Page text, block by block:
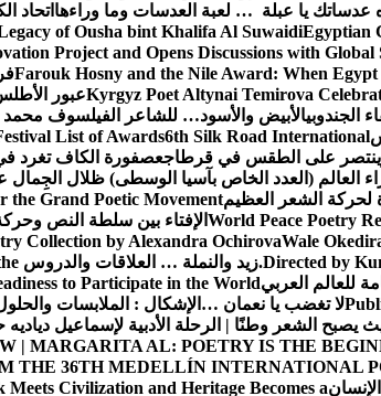
عدساتك يا عبلة … لعبة العدسات وما وراءها اتحاد
of Ousha bint Khalifa Al SuwaidiEgyptian
Project and Opens Discussions with Global
Farouk Hosny and the Nile Award: When
Kyrgyz Poet Altynai Temirovaعبور
الجندوبيالأبيض والأسود… للشاعر الفيلسوف محمد
List of Awards6th Silk Road International
على الطقس في قرطاجعصفورة الكاف تغرد
العالم (العدد الخاص بآسيا الوسطى) ظلال الجِمال
لحركة الشعر العظيمthe Grand Poetic Movement
World Peace Poetry الإفتاء بين سلطة النص
Collection by Alexandra OchirovaWale
Directed by زيد والنملة … العلاقات والدروس
للعالم العربيto Participate in the World
لا تغضب يا نعمان …الإشكال : الملابسات
يصبح الشعر وطنًا | الرحلة الأدبية لإسماعيل دياديه
| MARGARITA AL: POETRY IS THE
THE 36TH MEDELLÍN INTERNATIONAL
Civilization and Heritage Becomes a